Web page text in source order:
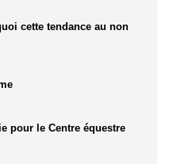
cette tendance au non
pour le Centre équestre